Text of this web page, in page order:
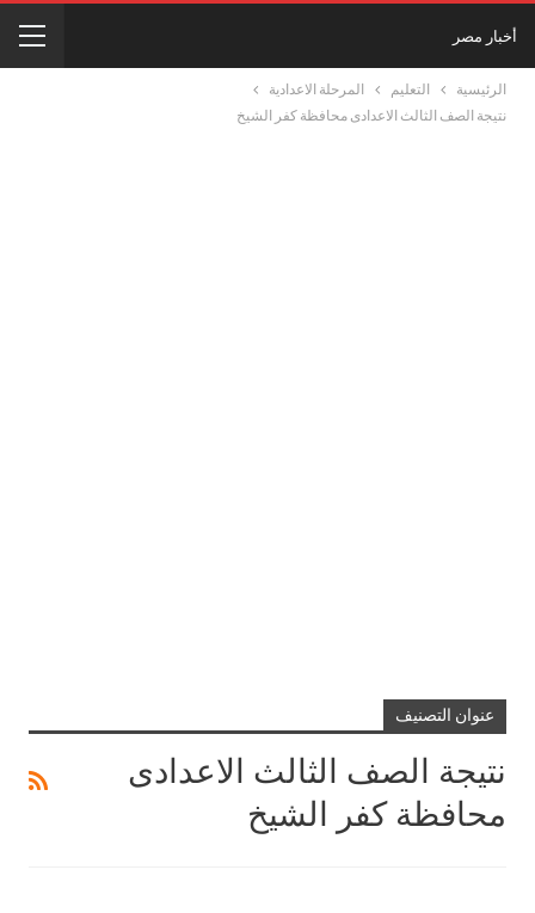
أخبار مصر
الرئيسية التعليم
المرحلة الاعدادية
نتيجة الصف الثالث الاعدادى محافظة كفر الشيخ
عنوان التصنيف
نتيجة الصف الثالث الاعدادى
محافظة كفر الشيخ